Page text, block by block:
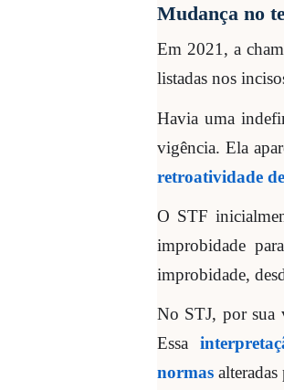
Mudança no
Em 2021, a
listadas nos
Havia uma
vigência. Ela
retroatividade
O STF
improbidade
improbidade,
No STJ, por sua
Essa
normas